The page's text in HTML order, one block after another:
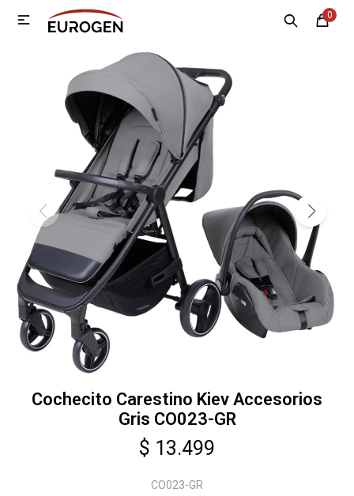
0

Cochecito Carestino Kiev Accesorios
Gris CO023-GR
$ 13.499
CO023-GR
MI CUENTA
Nosotros Contacto
Electrodomésticos
Tecnología
Climatización
Motos
Bicicletas
Herramientas